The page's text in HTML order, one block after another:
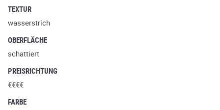
TEXTUR
wasserstrich
OBERFLÄCHE
schattiert
PREISRICHTUNG
€€€€
FARBE